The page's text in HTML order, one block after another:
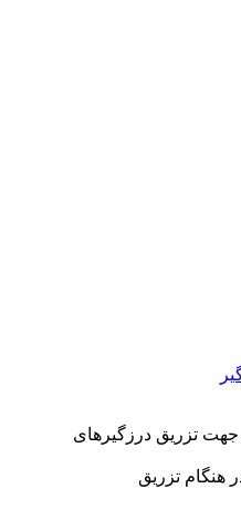
جهت تزریق درزگیرهای
هنگام تزریق